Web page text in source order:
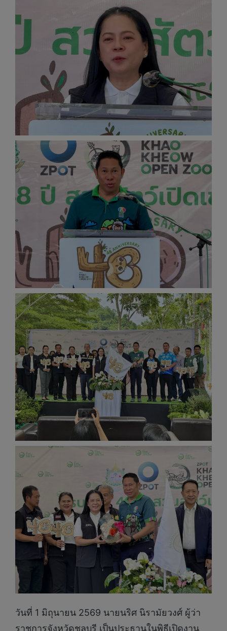
วันที่ 1 มิถุนายน 2569 นายนริศ นิรามัยวงศ์ ผู้ว่า
ราชการจังหวัดชลบุรี เป็นประธานในพิธีเปิดงาน